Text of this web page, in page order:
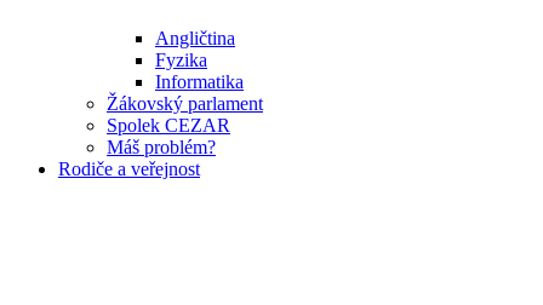
Angličtina
Fyzika
Informatika
Žákovský parlament
Spolek CEZAR
Máš problém?
Rodiče a veřejnost